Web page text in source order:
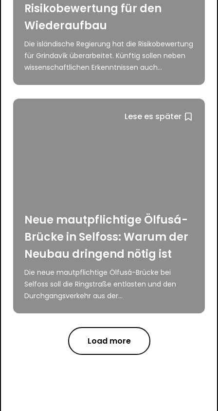
Risikobewertung für den
Wiederaufbau
Die isländische Regierung hat die Risikobewertung
für Grindavík überarbeitet. Künftig sollen neben
wissenschaftlichen Erkenntnissen auch...
Lese es später
Neue mautpflichtige Ölfusá-
Brücke in Selfoss: Warum der
Neubau dringend nötig ist
Die neue mautpflichtige Ölfusá-Brücke bei
Selfoss soll die Ringstraße entlasten und den
Durchgangsverkehr aus der...
Load more